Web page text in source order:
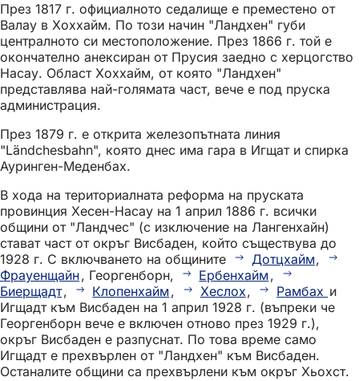
През 1817 г. официалното седалище е преместено от
Валау в Хоххайм. По този начин "Ландхен" губи
централното си местоположение. През 1866 г. той е
окончателно анексиран от Прусия заедно с херцогство
Насау. Област Хоххайм, от която "Ландхен"
представлява най-голямата част, вече е под пруска
администрация.
През 1879 г. е открита железопътната линия
"Ländchesbahn", която днес има гара в Игщат и спирка
Ауринген-Меденбах.
В хода на териториалната реформа на пруската
провинция Хесен-Насау на 1 април 1886 г. всички
общини от "Ландчес" (с изключение на Лангенхайн)
стават част от окръг Висбаден, който съществува до
1928 г. С включването на общините
Дотцхайм,
Фрауенщайн, Георгенборн, Ербенхайм ,
Биерщадт, Клопенхайм , Хеслох, Рамбах и
Игщадт към Висбаден на 1 април 1928 г. (въпреки че
Георгенборн вече е включен отново през 1929 г.),
окръг Висбаден е разпуснат. По това време само
Игщадт е прехвърлен от "Ландхен" към Висбаден.
Останалите общини са прехвърлени към окръг Хьохст.